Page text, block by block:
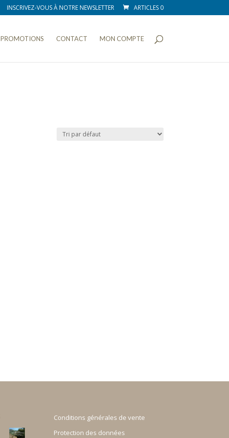
INSCRIVEZ-VOUS À NOTRE NEWSLETTER ARTICLES 0
PROMOTIONS CONTACT MON COMPTE
Conditions générales de vente
Protection des données